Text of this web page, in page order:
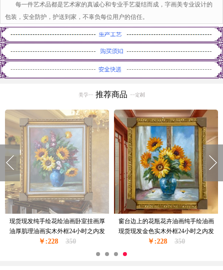
每一件艺术品都是艺术家的真诚心和专业手艺凝结而成，字画美专业设计的
包装，安全防护，护送到家，不辜负每位用户的信任。
推荐商品
现货现发纯手绘花绘油画卧室挂画厚
油厚肌理油画实木外框24小时之内发
货
￥:228 350
窗台边上的花瓶花卉油画纯手绘油画
现货现发金色实木外框24小时之内发
货
￥:228 350